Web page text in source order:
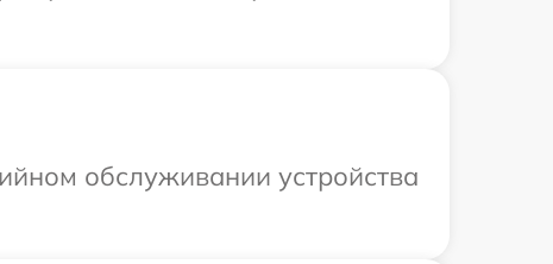
обслуживании устройства